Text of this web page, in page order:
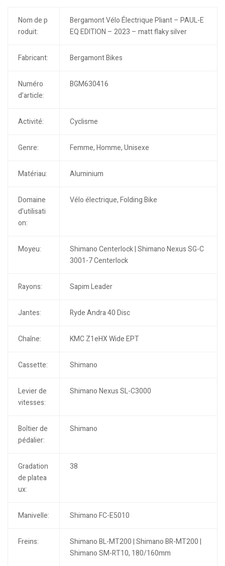
Nom de p
roduit:
Bergamont Vélo Électrique Pliant – PAUL-E
EQ EDITION – 2023 – matt flaky silver
Fabricant: Bergamont Bikes
Numéro
d’article:
BGM630416
Activité: Cyclisme
Genre: Femme, Homme, Unisexe
Matériau: Aluminium
Domaine
d’utilisati
on:
Vélo électrique, Folding Bike
Moyeu:
Shimano Centerlock | Shimano Nexus SG-C
3001-7 Centerlock
Rayons: Sapim Leader
Jantes: Ryde Andra 40 Disc
Chaîne: KMC Z1eHX Wide EPT
Cassette: Shimano
Levier de
vitesses:
Shimano Nexus SL-C3000
Boîtier de
pédalier:
Shimano
Gradation
de platea
ux:
38
Manivelle: Shimano FC-E5010
Freins:
Shimano BL-MT200 | Shimano BR-MT200 |
Shimano SM-RT10, 180/160mm